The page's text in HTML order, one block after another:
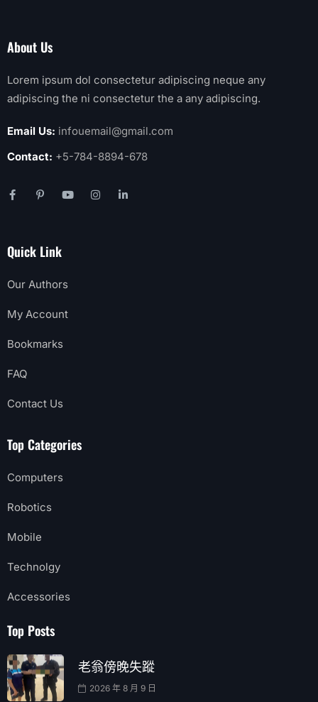
About Us
Lorem ipsum dol consectetur adipiscing neque any
adipiscing the ni consectetur the a any adipiscing.
Email Us: infouemail@gmail.com
Contact: +5-784-8894-678
Quick Link
Our Authors
My Account
Bookmarks
FAQ
Contact Us
Top Categories
Computers
Robotics
Mobile
Technolgy
Accessories
Top Posts
老翁傍晚失蹤
2026 年 8 月 9 日